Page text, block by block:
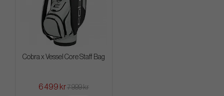
Cobra x Vessel Core Staff Bag
6 499 kr7 999 kr